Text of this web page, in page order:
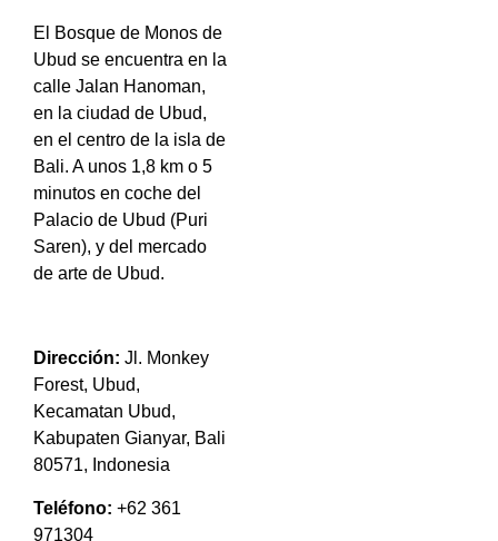
El Bosque de Monos de
Ubud se encuentra en la
calle Jalan Hanoman,
en la ciudad de Ubud,
en el centro de la isla de
Bali. A unos 1,8 km o 5
minutos en coche del
Palacio de Ubud (Puri
Saren), y del mercado
de arte de Ubud.
Dirección: Jl. Monkey
Forest, Ubud,
Kecamatan Ubud,
Kabupaten Gianyar, Bali
80571, Indonesia
Teléfono: +62 361
971304